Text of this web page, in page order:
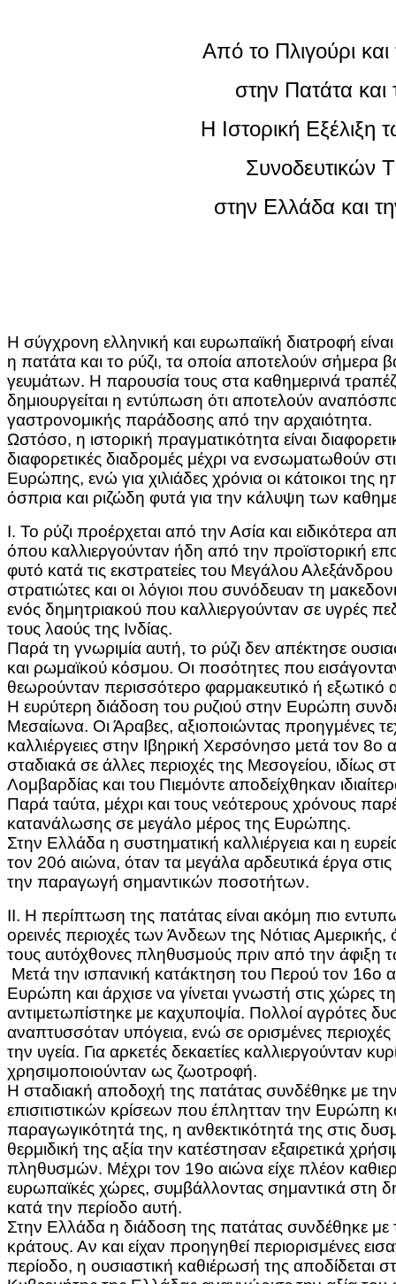
Από το Πλιγούρι και
στην Πατάτα και
Η Ιστορική Εξέλιξη
Συνοδευτικών
στην Ελλάδα και
Η σύγχρονη ελληνική και ευρωπαϊκή διατροφή
η πατάτα και το ρύζι, τα οποία αποτελούν σήμερα
γευμάτων. Η παρουσία τους στα καθημερινά
δημιουργείται η εντύπωση ότι αποτελούν
γαστρονομικής παράδοσης από την αρχαιότητα.
Ωστόσο, η ιστορική πραγματικότητα είναι
διαφορετικές διαδρομές μέχρι να ενσωματωθούν
Ευρώπης, ενώ για χιλιάδες χρόνια οι κάτοικοι της
όσπρια και ριζώδη φυτά για την κάλυψη των
Ι. Το ρύζι προέρχεται από την Ασία και ειδικότερα
όπου καλλιεργούνταν ήδη από την προϊστορική
φυτό κατά τις εκστρατείες του Μεγάλου
στρατιώτες και οι λόγιοι που συνόδευαν τη
ενός δημητριακού που καλλιεργούνταν σε υγρές
τους λαούς της Ινδίας.
Παρά τη γνωριμία αυτή, το ρύζι δεν απέκτησε
και ρωμαϊκού κόσμου. Οι ποσότητες που
θεωρούνταν περισσότερο φαρμακευτικό ή
Η ευρύτερη διάδοση του ρυζιού στην Ευρώπη
Μεσαίωνα. Οι Άραβες, αξιοποιώντας προηγμένες
καλλιέργειες στην Ιβηρική Χερσόνησο μετά τον 8ο
σταδιακά σε άλλες περιοχές της Μεσογείου, ιδίως
Λομβαρδίας και του Πιεμόντε αποδείχθηκαν
Παρά ταύτα, μέχρι και τους νεότερους χρόνους
κατανάλωσης σε μεγάλο μέρος της Ευρώπης.
Στην Ελλάδα η συστηματική καλλιέργεια και η
τον 20ό αιώνα, όταν τα μεγάλα αρδευτικά έργα
την παραγωγή σημαντικών ποσοτήτων.
ΙΙ. Η περίπτωση της πατάτας είναι ακόμη πιο
ορεινές περιοχές των Άνδεων της Νότιας Αμερικής,
τους αυτόχθονες πληθυσμούς πριν από την
Μετά την ισπανική κατάκτηση του Περού τον 16ο
Ευρώπη και άρχισε να γίνεται γνωστή στις χώρες
αντιμετωπίστηκε με καχυποψία. Πολλοί αγρότες
αναπτυσσόταν υπόγεια, ενώ σε ορισμένες
την υγεία. Για αρκετές δεκαετίες καλλιεργούνταν
χρησιμοποιούνταν ως ζωοτροφή.
Η σταδιακή αποδοχή της πατάτας συνδέθηκε με
επισιτιστικών κρίσεων που έπλητταν την
παραγωγικότητά της, η ανθεκτικότητά της στις
θερμιδική της αξία την κατέστησαν εξαιρετικά
πληθυσμών. Μέχρι τον 19ο αιώνα είχε πλέον
ευρωπαϊκές χώρες, συμβάλλοντας σημαντικά στη
κατά την περίοδο αυτή.
Στην Ελλάδα η διάδοση της πατάτας συνδέθηκε
κράτους. Αν και είχαν προηγηθεί περιορισμένες
περίοδο, η ουσιαστική καθιέρωσή της